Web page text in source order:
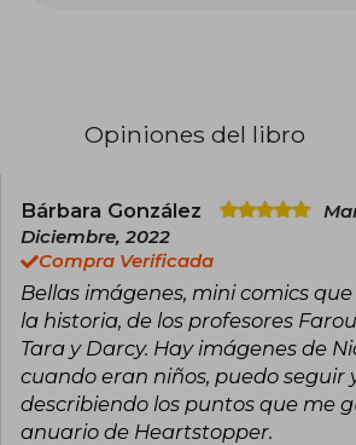
Su carrera literaria
Radio Silence, I Was Born
esta última bestseller del
Sus obras son
inclusión LGBTQIA+ y
mental, y han sido
prestigiosos
Prize, los Inky Awards y
Awards. Fue nombrada
por Attitude e Ilustradora
Book Awards.
Opiniones del libro
Bárbara González
Diciembre, 2022
Compra Verificada
Bellas imágenes, mini comics
la historia, de los profesores
Tara y Darcy. Hay imágenes de
cuando eran niños, puedo seguir
describiendo los puntos que me
anuario de Heartstopper.